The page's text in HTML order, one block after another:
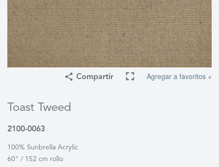
Compartir Agregar a favoritos +
Toast Tweed
2100-0063
100% Sunbrella Acrylic
60" / 152 cm rollo